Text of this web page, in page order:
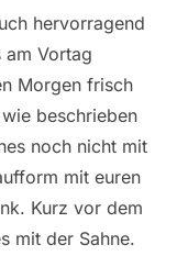
hervorragend
am Vortag
Morgen frisch
beschrieben
noch nicht mit
mit euren
Kurz vor dem
mit der Sahne.